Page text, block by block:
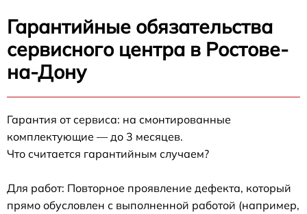
Гарантийные обязательства
сервисного центра в Ростове-
на-Дону
Гарантия от сервиса: на смонтированные
комплектующие — до 3 месяцев.
Что считается гарантийным случаем?
Для работ: Повторное проявление дефекта, который
прямо обусловлен с выполненной работой (например,